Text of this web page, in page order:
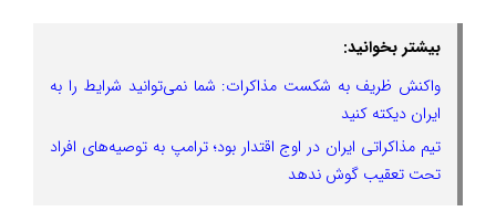
بیشتر بخوانید:
واکنش ظریف به شکست مذاکرات: شما نمی‌توانید شرایط را به
ایران دیکته کنید
تیم مذاکراتی ایران در اوج اقتدار بود؛ ترامپ به توصیه‌های افراد
تحت تعقیب گوش ندهد